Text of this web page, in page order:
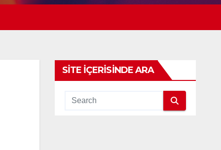
SITE İÇERISINDE ARA